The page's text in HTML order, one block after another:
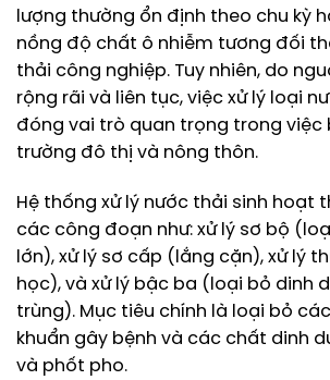
lượng thường ổn định theo chu kỳ
nồng độ chất ô nhiễm tương đối
thải công nghiệp. Tuy nhiên, do
rộng rãi và liên tục, việc xử lý loại
đóng vai trò quan trọng trong việc
trường đô thị và nông thôn.
Hệ thống xử lý nước thải sinh hoạt
các công đoạn như: xử lý sơ bộ
lớn), xử lý sơ cấp (lắng cặn), xử lý
học), và xử lý bậc ba (loại bỏ dinh
trùng). Mục tiêu chính là loại bỏ
khuẩn gây bệnh và các chất dinh
và phốt pho.